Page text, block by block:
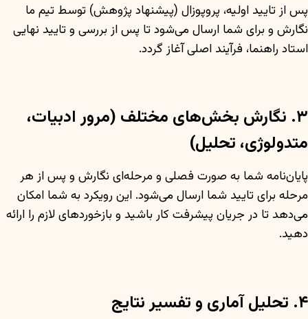
پس از تایید اولیه، پروپوزال (پیشنهاد پژوهش) توسط تیم ما
نگارش و برای شما ارسال می‌شود تا پس از بررسی و تایید نهایی
استاد راهنما، فرآیند اصلی آغاز گردد.
۳. نگارش بخش‌های مختلف (مرور ادبیات،
متدولوژی، تحلیل)
پایان‌نامه شما به صورت فصلی و مرحله‌ای نگارش و پس از هر
مرحله برای تایید شما ارسال می‌شود. این رویکرد به شما امکان
می‌دهد تا در جریان پیشرفت کار باشید و بازخوردهای لازم را ارائه
دهید.
۴. تحلیل آماری و تفسیر نتایج